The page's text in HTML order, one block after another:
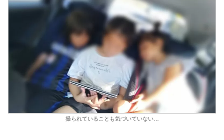
撮られていることも気づいていない…